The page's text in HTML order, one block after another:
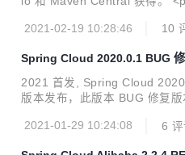
er-parent</artifactId>
4.3 版本的更新报告，这是
本，包括 75 个错误修复，...
2021-02-19 10:28:46 10
Spring Cloud 2020.0.1 BUG
2021 首发, Spring Cloud
版本发布，此版本 BUG 修复
ndencyManagement>
2021-01-29 10:24:08 6 评